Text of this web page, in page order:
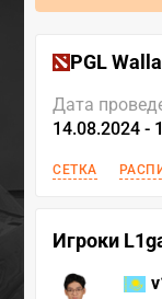
PGL
Дата
14.08.2024 -
СЕТКА
Игроки